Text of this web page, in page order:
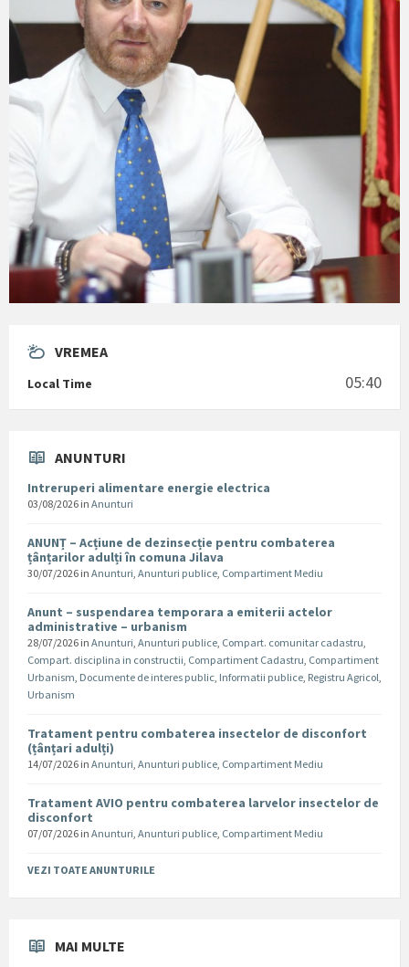
VREMEA
Local Time 05:40
ANUNTURI
Intreruperi alimentare energie electrica
03/08/2026 in Anunturi
ANUNȚ – Acțiune de dezinsecție pentru combaterea
țânțarilor adulți în comuna Jilava
30/07/2026 in Anunturi, Anunturi publice, Compartiment Mediu
Anunt – suspendarea temporara a emiterii actelor
administrative – urbanism
28/07/2026 in Anunturi, Anunturi publice, Compart. comunitar cadastru,
Compart. disciplina in constructii, Compartiment Cadastru, Compartiment
Urbanism, Documente de interes public, Informatii publice, Registru Agricol,
Urbanism
Tratament pentru combaterea insectelor de disconfort
(țânțari adulți)
14/07/2026 in Anunturi, Anunturi publice, Compartiment Mediu
Tratament AVIO pentru combaterea larvelor insectelor de
disconfort
07/07/2026 in Anunturi, Anunturi publice, Compartiment Mediu
VEZI TOATE ANUNTURILE
MAI MULTE